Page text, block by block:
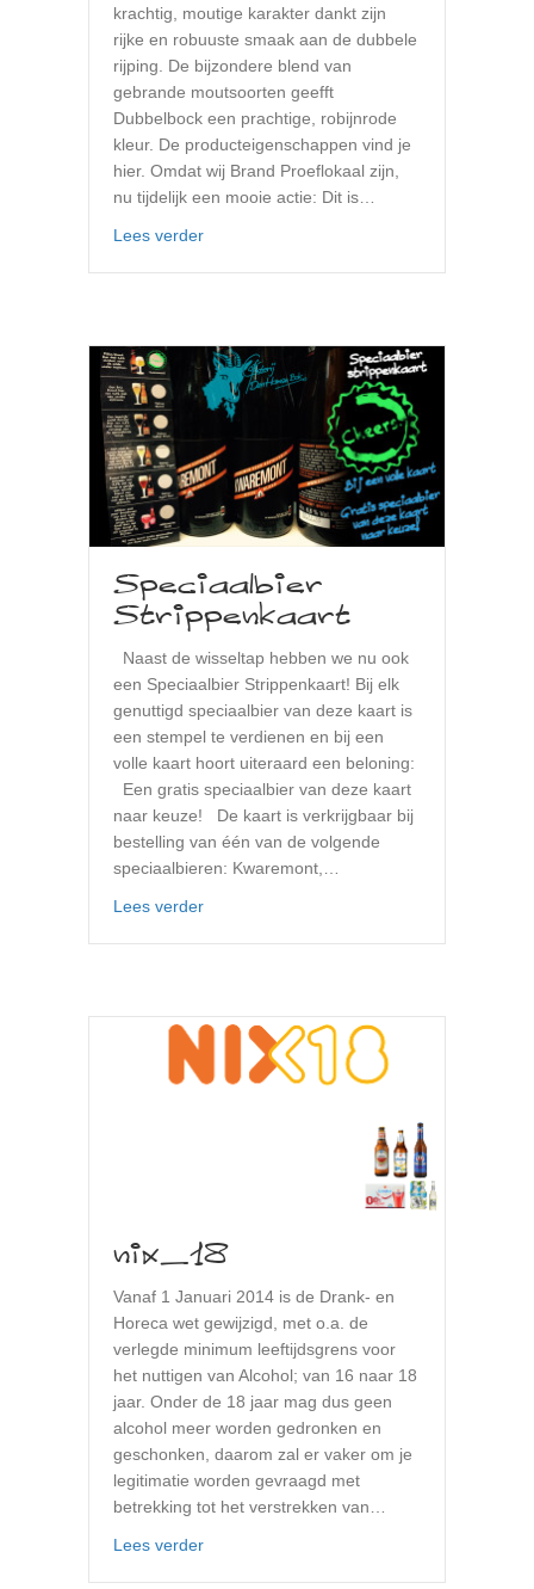
krachtig, moutige karakter dankt zijn
rijke en robuuste smaak aan de dubbele
rijping. De bijzondere blend van
gebrande moutsoorten geefft
Dubbelbock een prachtige, robijnrode
kleur. De producteigenschappen vind je
hier. Omdat wij Brand Proeflokaal zijn,
nu tijdelijk een mooie actie: Dit is…
Lees verderabout Dubbelbock op de tap
Speciaalbier
Strippenkaart
Naast de wisseltap hebben we nu ook
een Speciaalbier Strippenkaart! Bij elk
genuttigd speciaalbier van deze kaart is
een stempel te verdienen en bij een
volle kaart hoort uiteraard een beloning:
Een gratis speciaalbier van deze kaart
naar keuze! De kaart is verkrijgbaar bij
bestelling van één van de volgende
speciaalbieren: Kwaremont,…
Lees verderabout Speciaalbier Strippenkaart
nix_18
Vanaf 1 Januari 2014 is de Drank- en
Horeca wet gewijzigd, met o.a. de
verlegde minimum leeftijdsgrens voor
het nuttigen van Alcohol; van 16 naar 18
jaar. Onder de 18 jaar mag dus geen
alcohol meer worden gedronken en
geschonken, daarom zal er vaker om je
legitimatie worden gevraagd met
betrekking tot het verstrekken van…
Lees verderabout nix_18